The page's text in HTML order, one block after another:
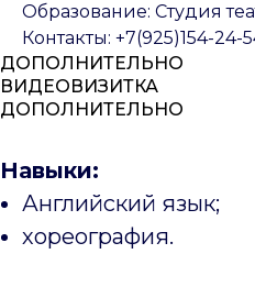
Образование: Студия
Контакты: +7(925)154-
ДОПОЛНИТЕЛЬНО
ВИДЕОВИЗИТКА
ДОПОЛНИТЕЛЬНО
Навыки:
Английский язык;
хореография.